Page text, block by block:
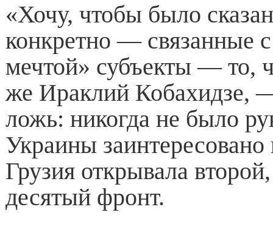
«Хочу, чтобы было
конкретно — связанные
мечтой» субъекты — то,
же Ираклий Кобахидзе,
ложь: никогда не было
Украины
Грузия открывала
десятый фронт.